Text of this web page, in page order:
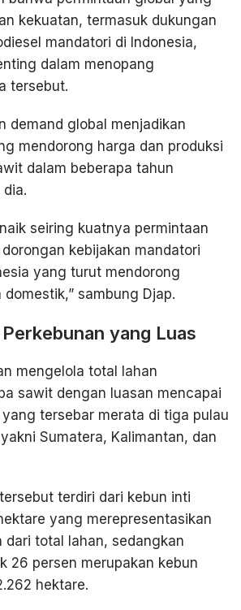
kekuatan, termasuk dukungan
mandatori di Indonesia,
dalam menopang
tersebut.
demand global menjadikan
mendorong harga dan produksi
dalam beberapa tahun
dia.
seiring kuatnya permintaan
kebijakan mandatori
yang turut mendorong
sambung Djap.
yang Luas
mengelola total lahan
sawit dengan luasan mencapai
tersebar merata di tiga pulau
Sumatera, Kalimantan, dan
terdiri dari kebun inti
yang merepresentasikan
dari total lahan, sedangkan
26 persen merupakan kebun
hektare.